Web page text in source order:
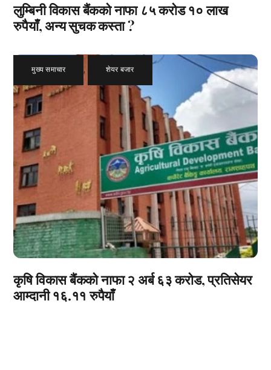
लुम्बिनी विकास बैंकको नाफा ८५ करोड १० लाख
रुपैयाँ, अन्य सुचक कस्ता ?
मुख्य समाचार , शेयर बजार
कृषि विकास बैंकको नाफा २ अर्ब ६३ करोड, प्रतिसेयर
आम्दानी १६.११ रुपैयाँ